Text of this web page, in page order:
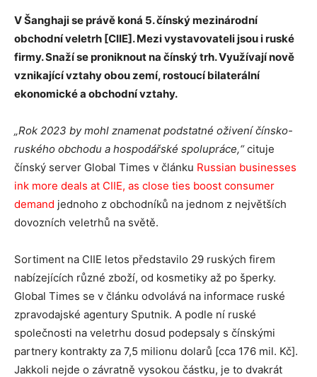
V Šanghaji se právě koná 5. čínský mezinárodní
obchodní veletrh [CIIE]. Mezi vystavovateli jsou i ruské
firmy. Snaží se proniknout na čínský trh. Využívají nově
vznikající vztahy obou zemí, rostoucí bilaterální
ekonomické a obchodní vztahy.
„Rok 2023 by mohl znamenat podstatné oživení čínsko-
ruského obchodu a hospodářské spolupráce,“cituje
čínský server Global Times v článku Russian businesses
ink more deals at CIIE, as close ties boost consumer
demand jednoho z obchodníků na jednom z největších
dovozních veletrhů na světě.
Sortiment na CIIE letos představilo 29 ruských firem
nabízejících různé zboží, od kosmetiky až po šperky.
Global Times se v článku odvolává na informace ruské
zpravodajské agentury Sputnik. A podle ní ruské
společnosti na veletrhu dosud podepsaly s čínskými
partnery kontrakty za 7,5 milionu dolarů [cca 176 mil. Kč].
Jakkoli nejde o závratně vysokou částku, je to dvakrát